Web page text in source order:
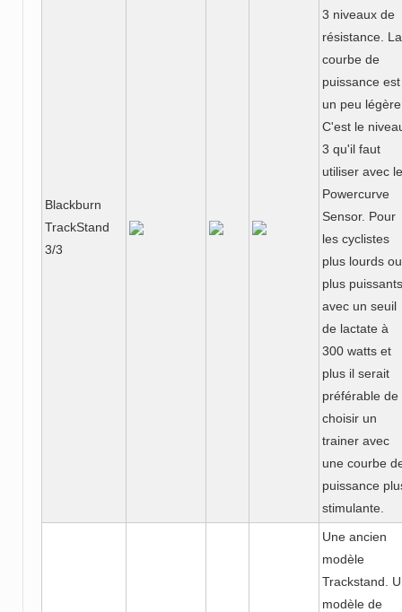
Blackburn
TrackStand
3/3
3 niveaux de
résistance. La
courbe de
puissance est
un peu
C'est le
3 qu'il faut
utiliser avec le
Powercurve
Sensor. Pour
les cyclistes
plus lourds ou
plus puissants
avec un seuil
de lactate à
300 watts et
plus il serait
préférable de
choisir un
trainer avec
une courbe
puissance
stimulante.
Une ancien
modèle
Trackstand.
modèle de